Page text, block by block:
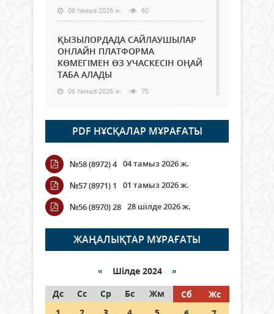
06 тамыз 2026 ж. 60
ҚЫЗЫЛОРДАДА САЙЛАУШЫЛАР
ОНЛАЙН ПЛАТФОРМА
КӨМЕГІМЕН ӨЗ УЧАСКЕСІН ОҢАЙ
ТАБА АЛАДЫ
06 тамыз 2026 ж. 75
Open Air: Қызылорда облысы
полиция департаменті 20
мыңнан астам көрерменнің
қауіпсіздігін қамтамасыз етті
06 тамыз 2026 ж.
Wi-Fi ҚАБЫРҒА АРҚЫЛЫ ҚАЛАЙ
ӨТЕДІ?
06 тамыз 2026 ж. 253
граждане Казахстана,
05 тамыз 2026 ж. 132
PDF НҰСҚАЛАР МҰРАҒАТЫ
№58 (8972) 4 04 тамыз 2026 ж.
№57 (8971) 1
01 тамыз 2026 ж.
№56 (8970) 28 28 шілде 2026 ж.
ЖАҢАЛЫҚТАР МҰРАҒАТЫ
« Шілде 2024 »
Дс
Сс Ср Бс Жм Сб
Жс